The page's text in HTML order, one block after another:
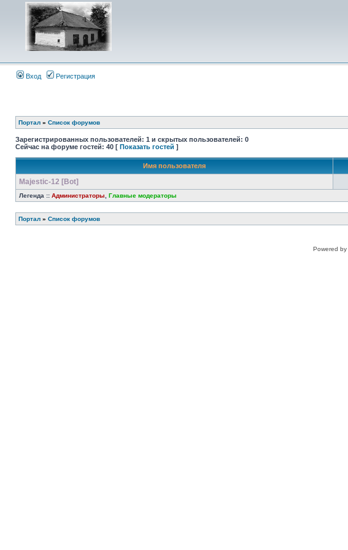
Вход Регистрация
Портал » Список форумов
Зарегистрированных пользователей: 1 и скрытых пользователей: 0
Сейчас на форуме гостей: 40 [ Показать гостей ]
Имя пользователя
Majestic-12 [Bot]
Легенда :: Администраторы Главные модераторы
Портал » Список форумов
Powered by